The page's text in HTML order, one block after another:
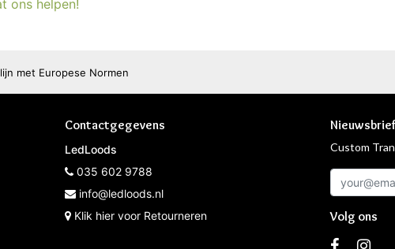
ons helpen!
met Europese Normen
Contactgegevens
LedLoods
035 602 9788
info@ledloods.nl
Klik hier voor Retourneren
Nieuwsbrief
Custom
Volg ons